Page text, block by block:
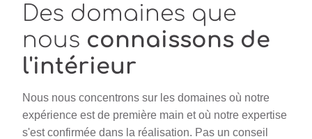
Des domaines que
nous connaissons de
l'intérieur
Nous nous concentrons sur les domaines où notre
expérience est de première main et où notre expertise
s'est confirmée dans la réalisation. Pas un conseil